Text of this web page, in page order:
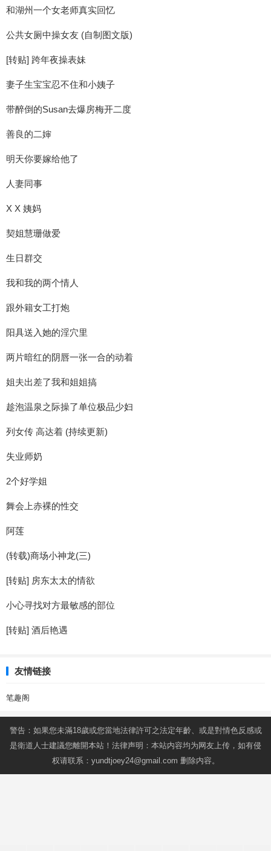
和湖州一个女老师真实回忆
公共女厕中操女友 (自制图文版)
[转贴] 跨年夜操表妹
妻子生宝宝忍不住和小姨子
带醉倒的Susan去爆房梅开二度
善良的二婶
明天你要嫁给他了
人妻同事
X X 姨妈
契姐慧珊做爱
生日群交
我和我的两个情人
跟外籍女工打炮
阳具送入她的淫穴里
两片暗红的阴唇一张一合的动着
姐夫出差了我和姐姐搞
趁泡温泉之际操了单位极品少妇
列女传 高达着 (持续更新)
失业师奶
2个好学姐
舞会上赤裸的性交
阿莲
(转载)商场小神龙(三)
[转贴] 房东太太的情欲
小心寻找对方最敏感的部位
[转贴] 酒后艳遇
友情链接
笔趣阁
警告：如果您未滿18歲或您當地法律許可之法定年齡、或是對情色反感或
是衛道人士建議您離開本站！法律声明：本站内容均为网友上传，如有侵
权请联系： yundtjoey24@gmail.com 删除内容。